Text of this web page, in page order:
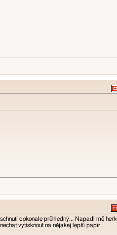
dokonale průhledný... Napadl mě
vytisknout na nějakej lepší papír